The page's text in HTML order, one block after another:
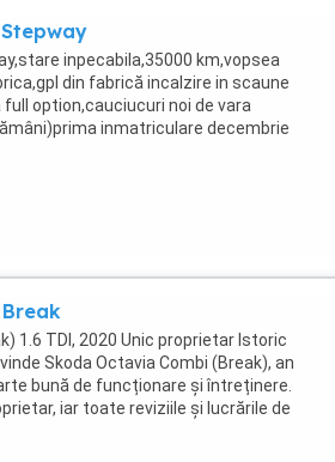
inpecabila,35000 km,vopsea
din fabrică incalzire in scaune
option,cauciucuri noi de vara
inmatriculare decembrie
conditionat,inchidere ...
1.6 TDI, 2020 Unic proprietar Istoric
Skoda Octavia Combi (Break), an
bună de funcționare și întreținere.
iar toate reviziile și lucrările de
...